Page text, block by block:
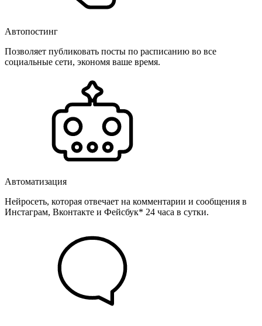
Автопостинг
Позволяет публиковать посты по расписанию во все
социальные сети, экономя ваше время.
Автоматизация
Нейросеть, которая отвечает на комментарии и сообщения в
Инстаграм, Вконтакте и Фейсбук* 24 часа в сутки.